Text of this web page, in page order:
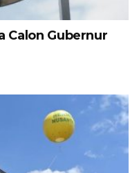
Calon Gubernur